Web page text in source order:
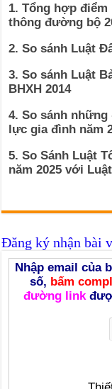
1. Tổng hợp
thông đường bộ
2. So sánh Luật
3. So sánh Luật
BHXH 2014
4. So sánh
lực gia đình năm
5. So Sánh Luật
năm 2025 với
Đăng ký nhận bài
Nhập email của
số, bấm
đường link